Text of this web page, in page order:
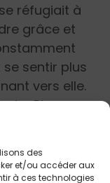
des
et/ou accéder aux
à ces technologies
se réfugiait à
grâce et
se sentir plus
vers elle.
Pio se
la Vierge
autres à